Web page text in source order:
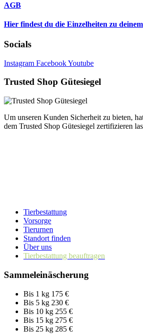
AGB
Hier findest du die Einzelheiten zu
Socials
Instagram FacebookYoutube
Trusted Shop Gütesiegel
Um unseren Kunden Sicherheit zu bieten,
dem Trusted Shop Gütesiegel zertifizieren
Tierbestattung
Vorsorge
Tierurnen
Standort finden
Über uns
Tierbestattung beauftragen
Sammeleinäscherung
Bis 1 kg 175 €
Bis 5 kg 230 €
Bis 10 kg 255 €
Bis 15 kg 275 €
Bis 25 kg 285 €